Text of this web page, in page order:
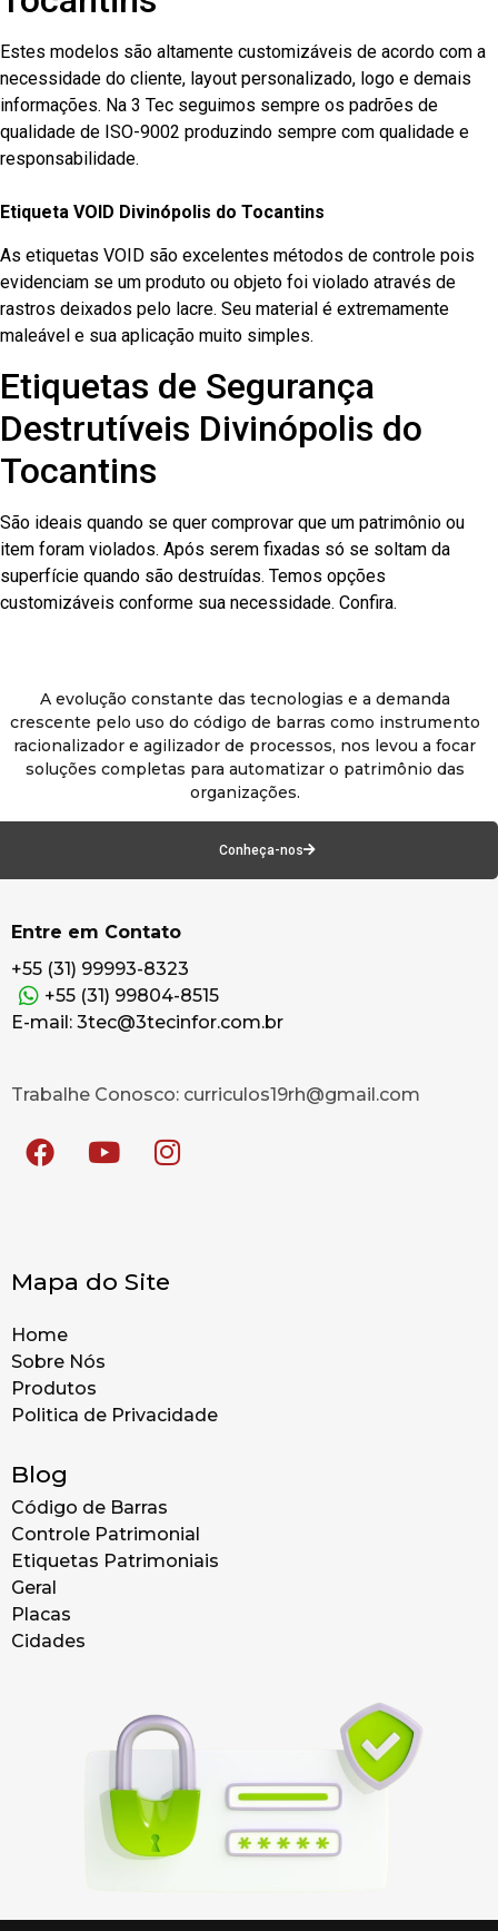
Estes modelos são altamente customizáveis de acordo com a
necessidade do cliente, layout personalizado, logo e demais
informações. Na 3 Tec seguimos sempre os padrões de
qualidade de ISO-9002 produzindo sempre com qualidade e
responsabilidade.
Etiqueta VOID Divinópolis do Tocantins
As etiquetas VOID são excelentes métodos de controle pois
evidenciam se um produto ou objeto foi violado através de
rastros deixados pelo lacre. Seu material é extremamente
maleável e sua aplicação muito simples.
Etiquetas de Segurança
Destrutíveis Divinópolis do
Tocantins
São ideais quando se quer comprovar que um patrimônio ou
item foram violados. Após serem fixadas só se soltam da
superfície quando são destruídas. Temos opções
customizáveis conforme sua necessidade. Confira.
A evolução constante das tecnologias e a demanda
crescente pelo uso do código de barras como instrumento
racionalizador e agilizador de processos, nos levou a focar
soluções completas para automatizar o patrimônio das
organizações.
Conheça-nos
Entre em Contato
+55 (31) 99993-8323
+55 (31) 99804-8515
E-mail: 3tec@3tecinfor.com.br
Trabalhe Conosco: curriculos19rh@gmail.com
Mapa do Site
Home
Sobre Nós
Produtos
Politica de Privacidade
Blog
Código de Barras
Controle Patrimonial
Etiquetas Patrimoniais
Geral
Placas
Cidades